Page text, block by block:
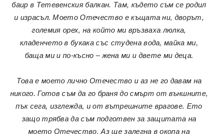
баир в Тетевенския балкан. Там, където съм се родил
и израсъл. Моето Отечество е къщата ни, дворът,
големия орех, на който ми връзваха люлка,
кладенчето в букака със студена вода, майка ми,
баща ми и по-късно – жена ми и двете ми деца.
Това е моето лично Отечество и аз не го давам на
никого. Готов съм да го браня до смърт от външните,
пък сега, изглежда, и от вътрешните врагове. Ето
защо трябва да съм подготвен за защитата на
моето Отечество. Аз ще залегна в окопа на